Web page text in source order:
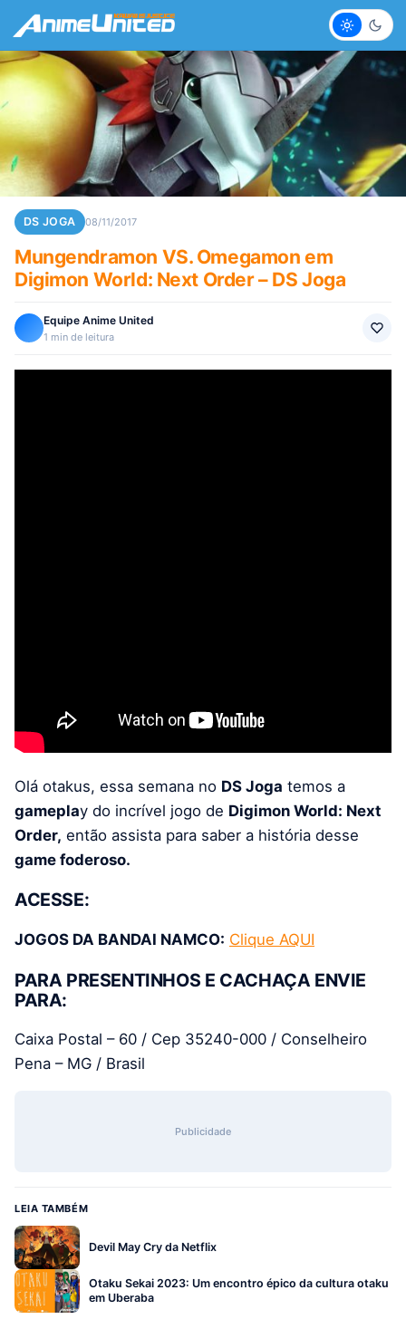
Claro
DS JOGA 08/11/2017
Mungendramon VS. Omegamon em
Digimon World: Next Order – DS Joga
Equipe Anime United
1 min de leitura
Olá otakus, essa semana no DS Joga temos a
gameplay do incrível jogo de Digimon World: Next
Order, então assista para saber a história desse
game foderoso.
ACESSE:
JOGOS DA BANDAI NAMCO: Clique AQUI
PARA PRESENTINHOS E CACHAÇA ENVIE
PARA:
Caixa Postal – 60 / Cep 35240-000 / Conselheiro
Pena – MG / Brasil
Publicidade
LEIA TAMBÉM
Devil May Cry da Netflix
Otaku Sekai 2023: Um encontro épico da cultura otaku
em Uberaba